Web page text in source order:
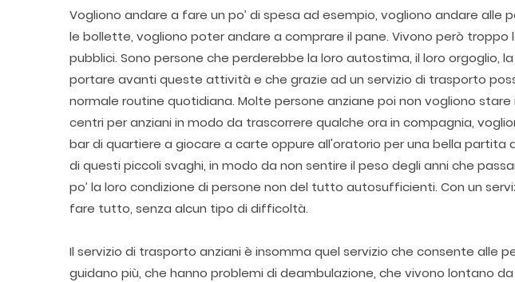
Vogliono andare a fare un po’ di spesa ad esempio, vogliono andare alle
le bollette, vogliono poter andare a comprare il pane. Vivono però
pubblici. Sono persone che perderebbe la loro autostima, il loro orgoglio,
portare avanti queste attività e che grazie ad un servizio di trasporto
normale routine quotidiana. Molte persone anziane poi non vogliono
centri per anziani in modo da trascorrere qualche ora in compagnia,
bar di quartiere a giocare a carte oppure all'oratorio per una bella partita
di questi piccoli svaghi, in modo da non sentire il peso degli anni che
po’ la loro condizione di persone non del tutto autosufficienti. Con un
fare tutto, senza alcun tipo di difficoltà.
Il servizio di trasporto anziani è insomma quel servizio che consente alle
guidano più, che hanno problemi di deambulazione, che vivono lontano